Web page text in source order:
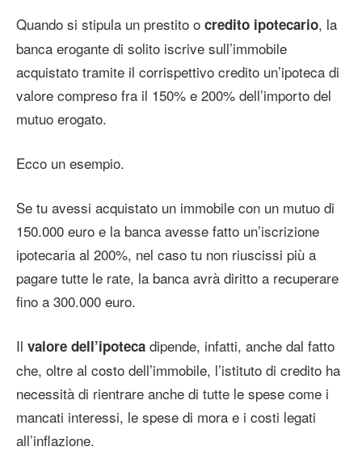
Quando si stipula un prestito o credito ipotecario, la
banca erogante di solito iscrive sull’immobile
acquistato tramite il corrispettivo credito un’ipoteca di
valore compreso fra il 150% e 200% dell’importo del
mutuo erogato.
Ecco un esempio.
Se tu avessi acquistato un immobile con un mutuo di
150.000 euro e la banca avesse fatto un’iscrizione
ipotecaria al 200%, nel caso tu non riuscissi più a
pagare tutte le rate, la banca avrà diritto a recuperare
fino a 300.000 euro.
Il valore dell’ipoteca dipende, infatti, anche dal fatto
che, oltre al costo dell’immobile, l’istituto di credito ha
necessità di rientrare anche di tutte le spese come i
mancati interessi, le spese di mora e i costi legati
all’inflazione.